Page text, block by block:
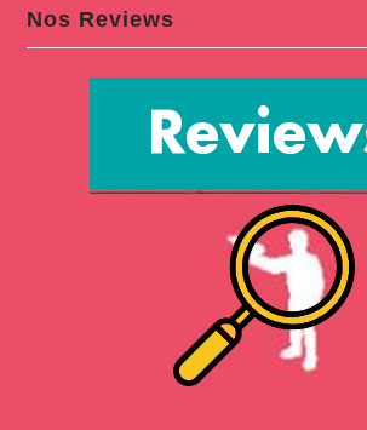
Nos Reviews